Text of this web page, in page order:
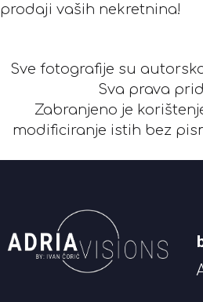
prodaji vaših nekretnina!
Sve fotografije su
Sva prava
Zabranjeno je
modificiranje istih bez